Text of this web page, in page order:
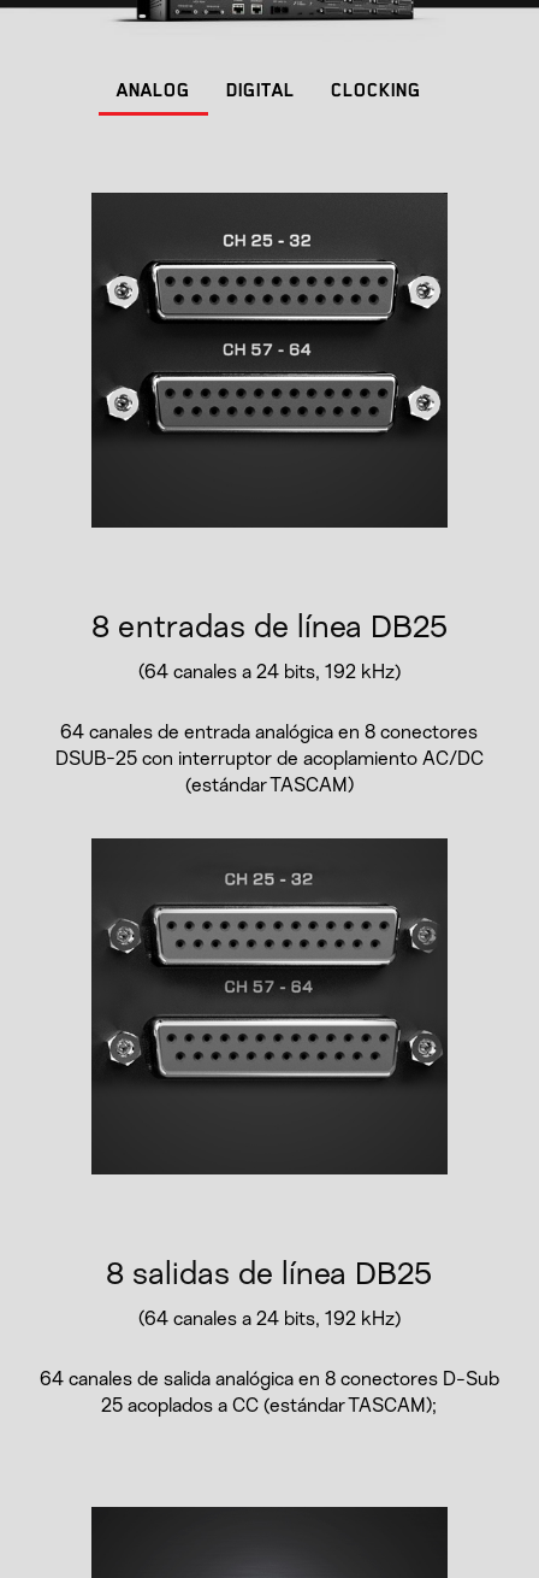
ANALOG DIGITAL CLOCKING
8 entradas de línea DB25
(64 canales a 24 bits, 192 kHz)
64 canales de entrada analógica en 8 conectores
DSUB-25 con interruptor de acoplamiento AC/DC
(estándar TASCAM)
8 salidas de línea DB25
(64 canales a 24 bits, 192 kHz)
64 canales de salida analógica en 8 conectores D-Sub
25 acoplados a CC (estándar TASCAM);